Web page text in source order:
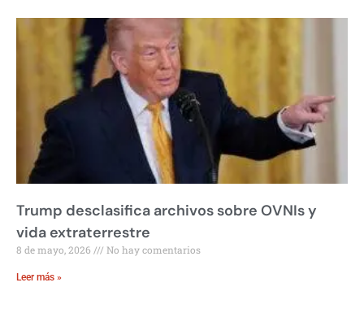
Trump desclasifica archivos sobre OVNIs y
vida extraterrestre
8 de mayo, 2026 No hay comentarios
Leer más »